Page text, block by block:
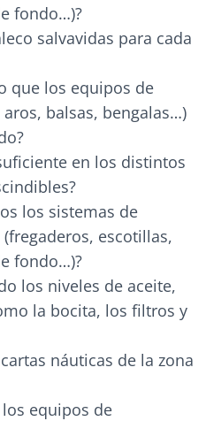
fondo…)?
salvavidas para cada
que los equipos de
balsas, bengalas…)
en los distintos
los sistemas de
escotillas,
fondo…)?
los niveles de aceite,
la bocita, los filtros y
náuticas de la zona
equipos de